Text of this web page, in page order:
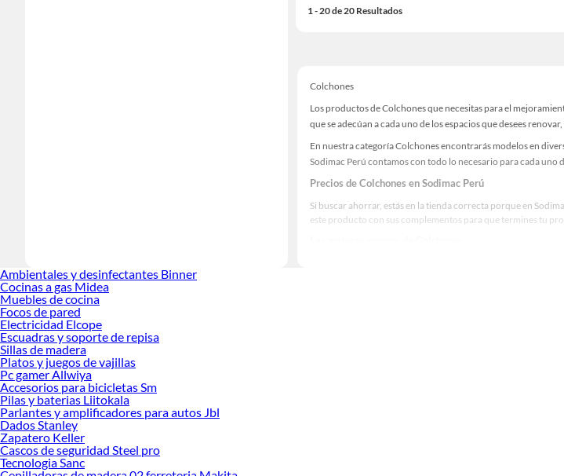
1 - 20 de 20 Resultados
Colchones
Los productos de Colchones que necesitas para el
que se adecúan a cada uno de los espacios que desees
En nuestra categoría Colchones encontrarás modelos en
Sodimac Perú contamos con todo lo necesario para cada uno
Precios de Colchones en Sodimac Perú
Si buscar ahorrar, estás en la tienda correcta porque en
este producto con sus complementos para que termines tu
Ambientales y desinfectantes Binner
Cocinas a gas Midea
Muebles de cocina
Focos de pared
Electricidad Elcope
Escuadras y soporte de repisa
Sillas de madera
Platos y juegos de vajillas
Pc gamer Allwiya
Accesorios para bicicletas Sm
Pilas y baterias Liitokala
Parlantes y amplificadores para autos Jbl
Dados Stanley
Zapatero Keller
Cascos de seguridad Steel pro
Tecnologia Sanc